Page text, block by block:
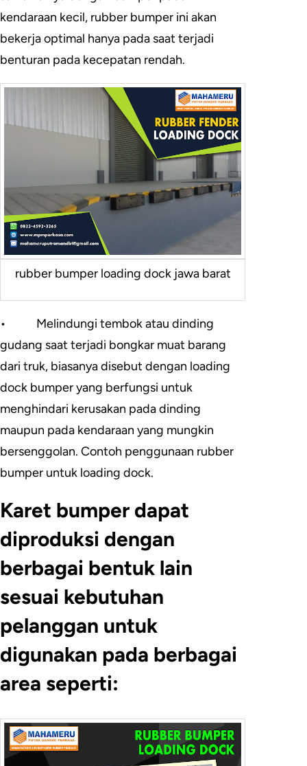
kendaraan kecil, rubber bumper ini akan
bekerja optimal hanya pada saat terjadi
benturan pada kecepatan rendah.
rubber bumper loading dock jawa barat
•
Melindungi tembok atau dinding
gudang saat terjadi bongkar muat barang
dari truk, biasanya disebut dengan loading
dock bumper yang berfungsi untuk
menghindari kerusakan pada dinding
maupun pada kendaraan yang mungkin
bersenggolan. Contoh penggunaan rubber
bumper untuk loading dock.
Karet bumper dapat
diproduksi dengan
berbagai bentuk lain
sesuai kebutuhan
pelanggan untuk
digunakan pada berbagai
area seperti: